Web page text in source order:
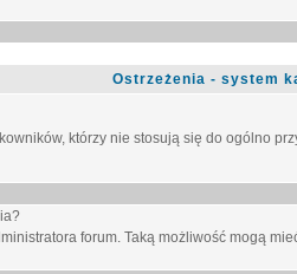
Ostrzeżenia - system
którzy nie stosują się do ogólno
forum. Taką możliwość mogą